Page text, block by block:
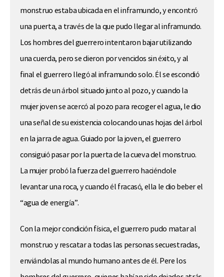
monstruo estaba ubicada en el inframundo, y encontró
una puerta, a través de la que pudo llegar al inframundo.
Los hombres del guerrero intentaron bajar utilizando
una cuerda, pero se dieron por vencidos sin éxito, y al
final el guerrero llegó al inframundo solo. Él se escondió
detrás de un árbol situado junto al pozo, y cuando la
mujer joven se acercó al pozo para recoger el agua, le dio
una señal de su existencia colocando unas hojas del árbol
en la jarra de agua. Guiado por la joven, el guerrero
consiguió pasar por la puerta de la cueva del monstruo.
La mujer probó la fuerza del guerrero haciéndole
levantar una roca, y cuando él fracasó, ella le dio beber el
“agua de energía”.
Con la mejor condición física, el guerrero pudo matar al
monstruo y rescatar a todas las personas secuestradas,
enviándolas al mundo humano antes de él. Pere los